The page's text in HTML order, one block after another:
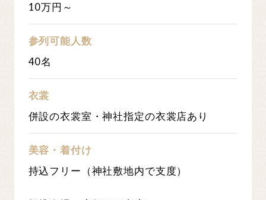
10万円～
参列可能人数
40名
衣裳
併設の衣裳室・神社指定の衣裳店あり
美容・着付け
持込フリー（神社敷地内で支度）